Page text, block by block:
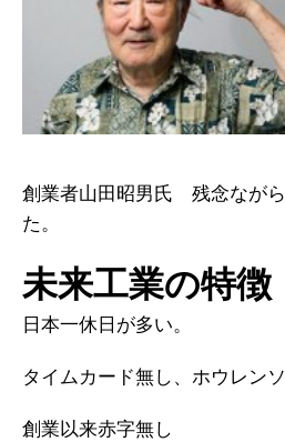
創業者山田昭男氏 残念なが
た。
未来工業の特徴
日本一休日が多い。
タイムカード無し、ホウレン
創業以来赤字無し